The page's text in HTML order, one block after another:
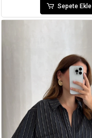
Sepete Ekle